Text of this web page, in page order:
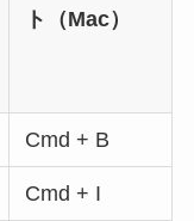
ト（Mac）
Cmd + B
Cmd + I